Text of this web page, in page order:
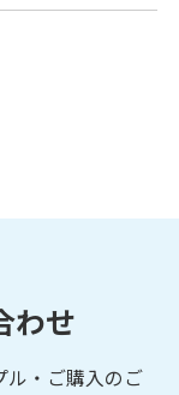
わせ
・ご購入の ご